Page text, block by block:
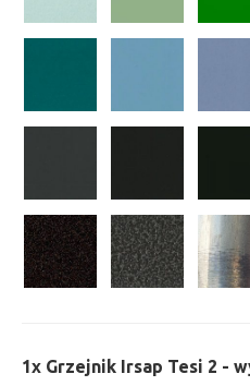
1x Grzejnik Irsap Tesi 2 -